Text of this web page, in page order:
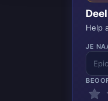
Help
JE